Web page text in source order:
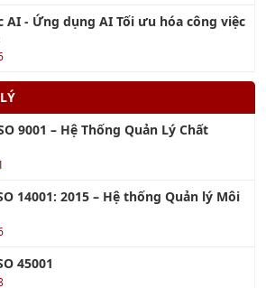
9001 – Hệ Thống Quản Lý Chất
14001: 2015 – Hệ thống Quản lý Môi
45001
22000 & HACCP